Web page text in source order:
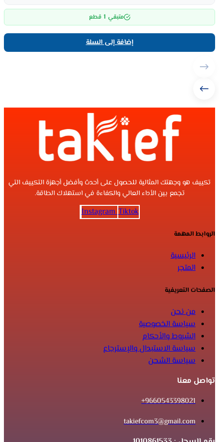
متبقي 1 قطع
إضافة إلى السلة
تكييف هو وجهتك المثالية للحصول على أحدث وأفضل أجهزة التكييف التي
تجمع بين الأداء العالي والكفاءة في استهلاك الطاقة.
Instagram Tiktok
الروابط المهمة
الرئيسية
المتجر
الصفحات التعريفية
من نحن
سياسة الخصوصية
الشروط والأحكام
سياسة الاستبدال والإسترجاع
سياسة الشحن
تواصل معنا
9660543398021+
takiefcom3@gmail.com